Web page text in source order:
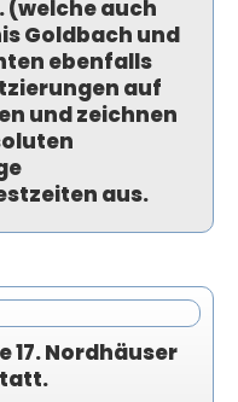
(welche auch
Goldbach und
ebenfalls
auf
und zeichnen
aus.
17. Nordhäuser